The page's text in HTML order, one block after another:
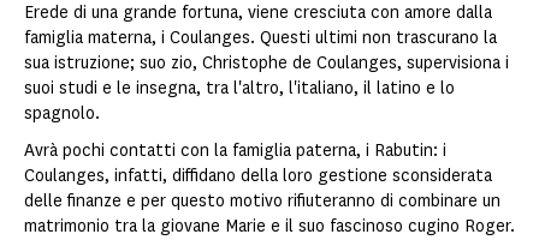
Erede di una grande fortuna, viene cresciuta con amore dalla
famiglia materna, i Coulanges. Questi ultimi non trascurano la
sua istruzione; suo zio, Christophe de Coulanges, supervisiona i
suoi studi e le insegna, tra l'altro, l'italiano, il latino e lo
spagnolo.
Avrà pochi contatti con la famiglia paterna, i Rabutin: i
Coulanges, infatti, diffidano della loro gestione sconsiderata
delle finanze e per questo motivo rifiuteranno di combinare un
matrimonio tra la giovane Marie e il suo fascinoso cugino Roger.